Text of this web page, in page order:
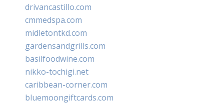
drivancastillo.com
cmmedspa.com
midletontkd.com
gardensandgrills.com
basilfoodwine.com
nikko-tochigi.net
caribbean-corner.com
bluemoongiftcards.com